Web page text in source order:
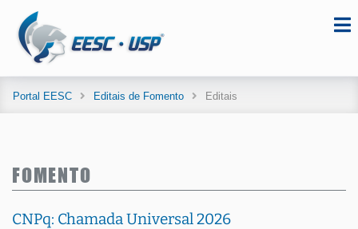
Portal EESC Editais de Fomento Editais
FOMENTO
CNPq: Chamada Universal 2026